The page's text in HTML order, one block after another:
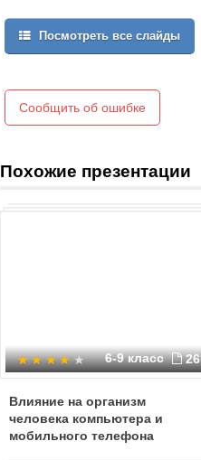
Посмотреть все слайды
Сообщить об ошибке
Похожие презентации
6-9 класс 26
Влияние на организм
человека компьютера и
мобильного телефона